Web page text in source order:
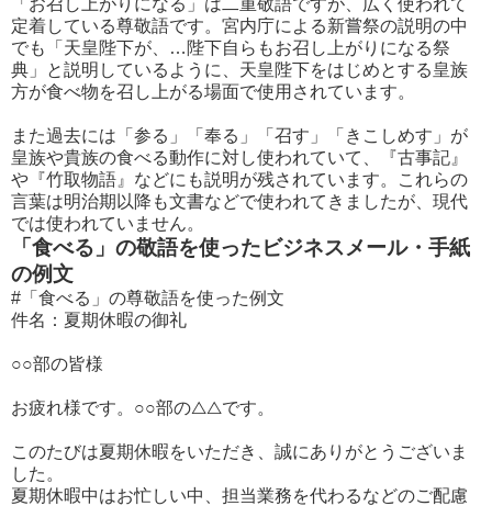
定着している尊敬語です。宮内庁による新嘗祭の説明の中
でも「天皇陛下が、…陛下自らもお召し上がりになる祭
典」と説明しているように、天皇陛下をはじめとする皇族
方が食べ物を召し上がる場面で使用されています。
また過去には「参る」「奉る」「召す」「きこしめす」が
皇族や貴族の食べる動作に対し使われていて、『古事記』
や『竹取物語』などにも説明が残されています。これらの
言葉は明治期以降も文書などで使われてきましたが、現代
では使われていません。
「食べる」の敬語を使ったビジネスメール・手紙
の例文
#「食べる」の尊敬語を使った例文
件名：夏期休暇の御礼
○○部の皆様
お疲れ様です。○○部の△△です。
このたびは夏期休暇をいただき、誠にありがとうございま
した。
夏期休暇中はお忙しい中、担当業務を代わるなどのご配慮